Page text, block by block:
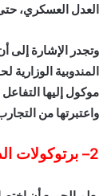
العدل العسكري،
وتجدر الإشارة إلى
المندوبية
موكول إليها
واعتبرتها من
2– برتوكولات